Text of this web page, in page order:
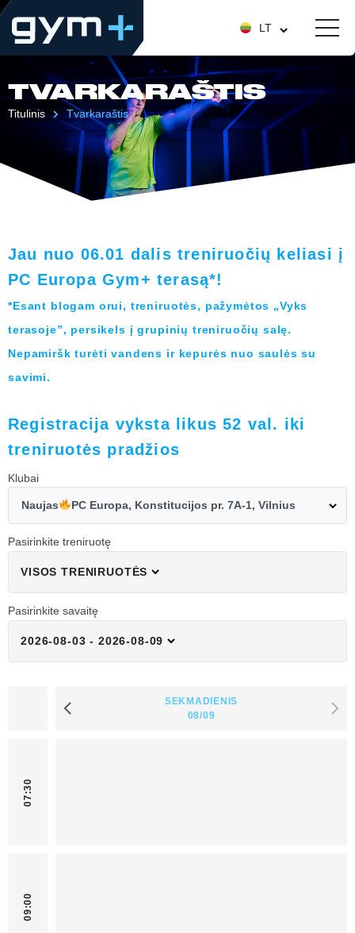
LT
TVARKARAŠTIS
Titulinis Tvarkaraštis
Jau nuo 06.01 dalis treniruočių keliasi į
PC Europa Gym+ terasą*!
*Esant blogam orui, treniruotės, pažymėtos „Vyks
terasoje”, persikels į grupinių treniruočių salę.
Nepamiršk turėti vandens ir kepurės nuo saulės su
savimi.
Registracija vyksta likus 52 val. iki
treniruotės pradžios
Klubai
Naujas PC Europa, Konstitucijos pr. 7A-1, Vilnius
Pasirinkite savaitę
2026-08-03 - 2026-08-09
Pasirinkite treniruotę
VISOS TRENIRUOTĖS
SEKMADIENIS
08/09
07:30
09:00